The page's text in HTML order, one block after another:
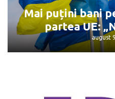
august
Mai puțini bani
partea UE:
august
Mai puțini bani